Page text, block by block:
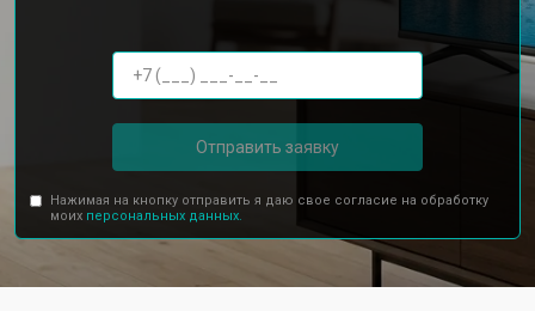
Отправить заявку
Нажимая на кнопку отправить я даю свое согласие на обработку
моих персональных данных.